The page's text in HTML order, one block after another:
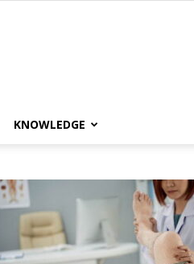
KNOWLEDGE